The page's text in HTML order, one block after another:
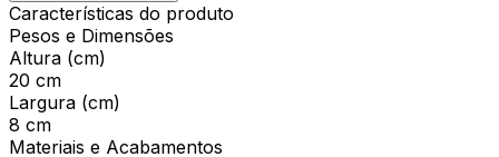
Características do produto
Pesos e Dimensões
Altura (cm)
20 cm
Largura (cm)
8 cm
Materiais e Acabamentos